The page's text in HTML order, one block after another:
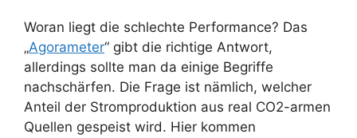
Woran liegt die schlechte Performance? Das
„Agorameter“ gibt die richtige Antwort,
allerdings sollte man da einige Begriffe
nachschärfen. Die Frage ist nämlich, welcher
Anteil der Stromproduktion aus real CO2-armen
Quellen gespeist wird. Hier kommen